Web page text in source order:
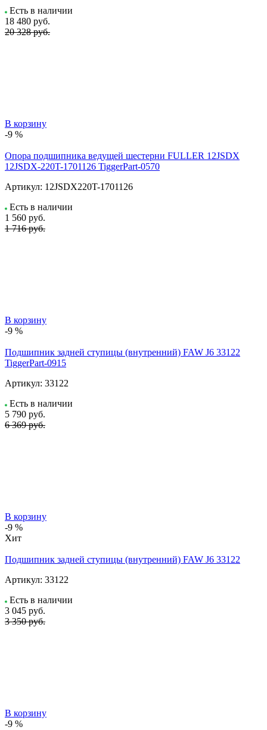
Есть в наличии
18 480 руб.
20 328 руб.
В корзину
-9 %
Опора подшипника ведущей шестерни FULLER 12JSDX
12JSDX-220T-1701126 TiggerPart-0570
Артикул: 12JSDX220T-1701126
Есть в наличии
1 560 руб.
1 716 руб.
В корзину
-9 %
Подшипник задней ступицы (внутренний) FAW J6 33122
TiggerPart-0915
Артикул: 33122
Есть в наличии
5 790 руб.
6 369 руб.
В корзину
-9 %
Хит
Подшипник задней ступицы (внутренний) FAW J6 33122
Артикул: 33122
Есть в наличии
3 045 руб.
3 350 руб.
В корзину
-9 %